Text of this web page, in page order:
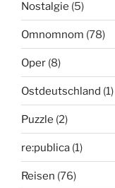
Nostalgie (5)
Omnomnom (78)
Oper (8)
Ostdeutschland (1)
Puzzle (2)
re:publica (1)
Reisen (76)